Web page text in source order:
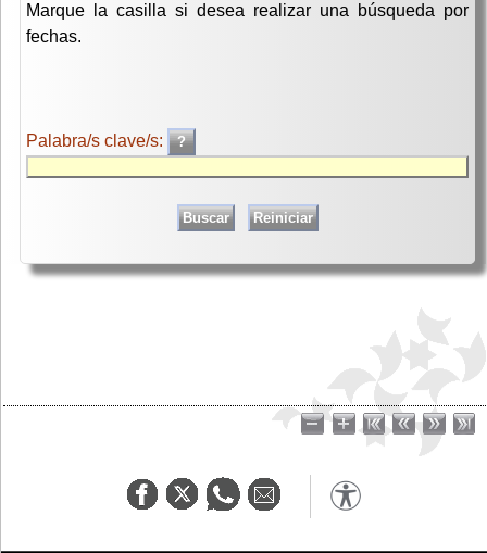
Marque la casilla si desea realizar una búsqueda por
fechas.
Palabra/s clave/s: